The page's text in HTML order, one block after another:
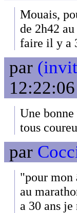
Mouais,
de 2h42
faire il y a
par
12:22:06
Une bonne
tous
par
"pour mon
au
a 30 ans je